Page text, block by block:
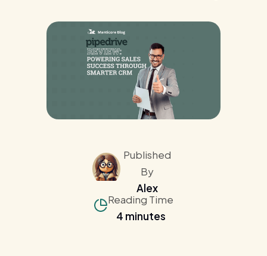
Published
By
Alex
Reading Time
4 minutes